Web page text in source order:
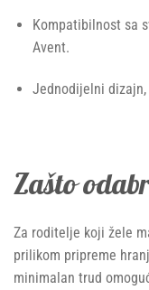
Kompatibilnost sa
Avent.
Jednodijelni
Zašto
Za roditelje koji žele
prilikom pripreme
minimalan trud